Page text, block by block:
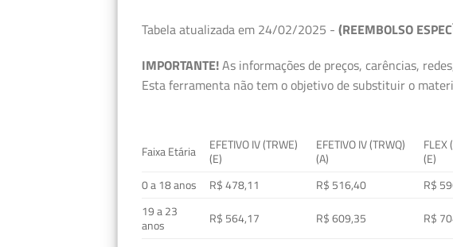
Tabela atualizada em 24/02/2025 - (REEMBOLSO
IMPORTANTE!As informações de preços, carências,
Esta ferramenta não tem o objetivo de substituir o
Faixa Etária
EFETIVO IV (TRWE)
(E)
EFETIVO IV (TRWQ)
(A)
FLEX
(E)
0 a 18 anos
R$ 478,11 R$ 516,40 R$
19 a 23
anos
R$ 564,17 R$ 609,35 R$